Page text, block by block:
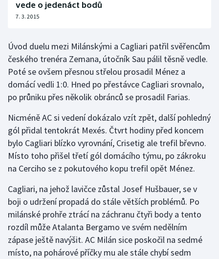
Stolní tenis
Veslování
Vodní slalom
Volejbal
Ostatní
vede o jedenáct bodů
7. 3. 2015
Úvod duelu mezi Milánskými a Cagliari patřil svěřencům
českého trenéra Zemana, útočník Sau pálil těsně vedle.
Poté se ovšem přesnou střelou prosadil Ménez a
domácí vedli 1:0. Hned po přestávce Cagliari srovnalo,
po průniku přes několik obránců se prosadil Farias.
Nicméně AC si vedení dokázalo vzít zpět, další pohledný
gól přidal tentokrát Mexés. Čtvrt hodiny před koncem
bylo Cagliari blízko vyrovnání, Crisetig ale trefil břevno.
Místo toho přišel třetí gól domácího týmu, po zákroku
na Cerciho se z pokutového kopu trefil opět Ménez.
Cagliari, na jehož lavičce zůstal Josef Hušbauer, se v
boji o udržení propadá do stále větších problémů. Po
milánské prohře ztrácí na záchranu čtyři body a tento
rozdíl může Atalanta Bergamo ve svém nedělním
zápase ještě navýšit. AC Milán sice poskočil na sedmé
místo, na pohárové příčky mu ale stále chybí sedm